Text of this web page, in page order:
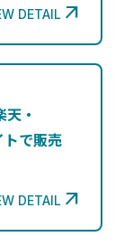
DETAIL 
・
で販売
DETAIL 